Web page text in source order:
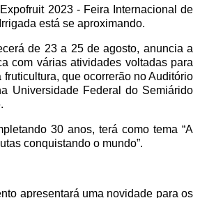
2023 - Feira Internacional de
está se aproximando.
de 23 a 25 de agosto, anuncia a
com várias atividades voltadas para
que ocorrerão no Auditório
Universidade Federal do Semiárido
30 anos, terá como tema “A
conquistando o mundo”.
apresentará uma novidade para os